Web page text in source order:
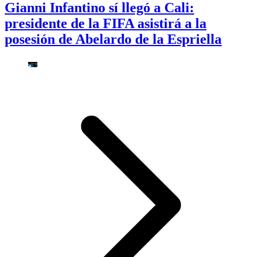
Gianni Infantino sí llegó a Cali:
presidente de la FIFA asistirá a la
posesión de Abelardo de la Espriella